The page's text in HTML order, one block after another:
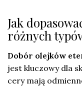
Jak
różnych
Dobór olejków
jest kluczowy dla
cery mają